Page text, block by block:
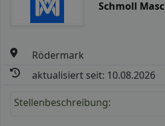
Schmoll
Rödermark
aktualisiert seit: 10.08.2026
Stellenbeschreibung: